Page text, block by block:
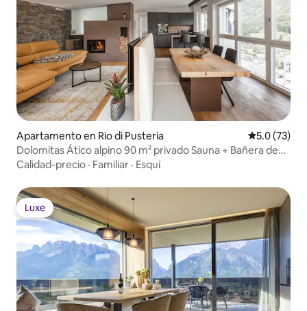
Apartamento en Rio di Pusteria Calificación
5.0 (73)
Dolomitas Ático alpino 90 m² privado Sauna + Bañera de
hidromasaje
Calidad-precio · Familiar · Esquí
Luxe
Luxe